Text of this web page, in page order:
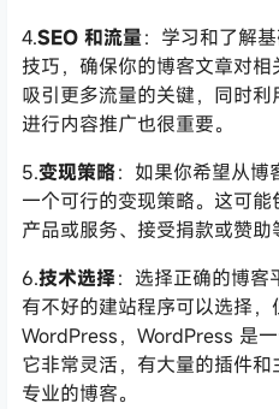
4.SEO 和流量：学习和了解
技巧，确保你的博客文章对
吸引更多流量的关键，同时
进行内容推广也很重要。
5.变现策略：如果你希望从博
一个可行的变现策略。这可
产品或服务、接受捐款或赞助
6.技术选择：选择正确的博客
有不好的建站程序可以选择
WordPress，WordPress 是
它非常灵活，有大量的插件
专业的博客。